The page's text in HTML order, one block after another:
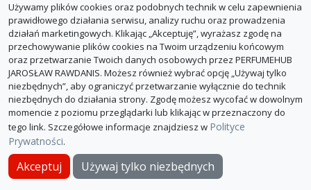
O PerfumeHub Polityka Prywatności Dla sklepów
© PerfumeHub 2026
Używamy plików cookies oraz podobnych technik w celu zapewnienia
prawidłowego działania serwisu, analizy ruchu oraz prowadzenia
działań marketingowych. Klikając „Akceptuję”, wyrażasz zgodę na
przechowywanie plików cookies na Twoim urządzeniu końcowym
oraz przetwarzanie Twoich danych osobowych przez PERFUMEHUB
JAROSŁAW RAWDANIS. Możesz również wybrać opcję „Używaj tylko
niezbędnych”, aby ograniczyć przetwarzanie wyłącznie do technik
niezbędnych do działania strony. Zgodę możesz wycofać w dowolnym
momencie z poziomu przeglądarki lub klikając w przeznaczony do
tego link. Szczegółowe informacje znajdziesz w Polityce
Prywatności.
Akceptuj Używaj tylko niezbędnych